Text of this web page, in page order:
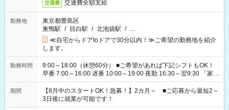
交通費 交通費全額支給
勤務地
東京都豊島区
巣鴨駅 / 目白駅 / 北池袋駅 / …
≪自宅からドアtoドアで30分以内！≫ご希望の勤務地を紹介
します。
勤務時間
9:00～18:00（休憩60分） ■ご希望があれば下記シフトもOK！
早番 7:00～16:00 遅番 10:00～19:00 夜勤 16:30～翌9:30 「家族
と休みを合わせたい」 「余裕を持って夕飯の準備がしたい」
「できれば残業はしたくない」 など、ご希望を教えてください
ね。 ※Wワーク希望の方へ 今ご覧のお仕事で希望する勤務時間
と、もう1つのお仕事の勤務時間。 合計で週40時間を超える場
期間
【8月中のスタートOK！急募！】2カ月～ ■ご応募から最短2～
3日後に就業が可能です！